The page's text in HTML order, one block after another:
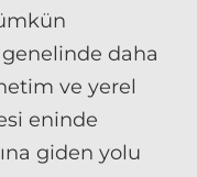
daha
ve yerel
eninde
giden yolu